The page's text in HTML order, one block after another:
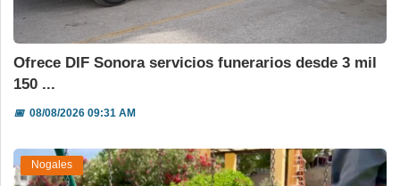
Ofrece DIF Sonora servicios funerarios desde 3 mil
150 ...
📅08/08/2026 09:31 AM
Nogales